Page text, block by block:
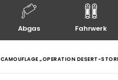
Abgas Fahrwerk
CAMOUFLAGE „OPERATION DESERT-